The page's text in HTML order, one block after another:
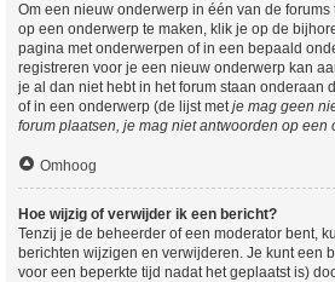
Om een nieuw onderwerp in één van de
op een onderwerp te maken, klik je op de
pagina met onderwerpen of in een bepaald
registreren voor je een nieuw onderwerp kan
je al dan niet hebt in het forum staan onderaan
of in een onderwerp (de lijst metje mag geen
forum plaatsen, je mag niet antwoorden op een
Omhoog
Hoe wijzig of verwijder ik een bericht?
Tenzij je de beheerder of een moderator bent,
berichten wijzigen en verwijderen. Je kunt een
voor een beperkte tijd nadat het geplaatst is)